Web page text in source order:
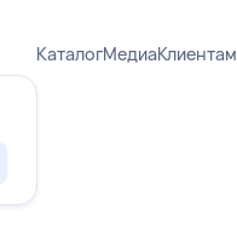
КаталогМедиаКлиентам